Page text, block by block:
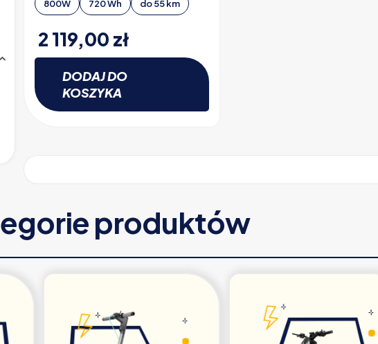
800W 720 Wh do 55 km
2 119,00 zł
DODAJ DO
KOSZYKA
produktów